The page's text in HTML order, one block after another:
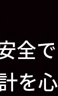
全
を